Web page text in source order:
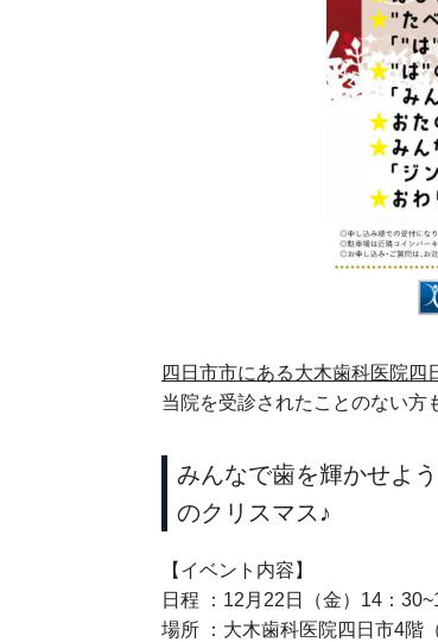
四日市市にある大木歯科医院四
当院を受診されたことのない方
みんなで歯を輝かせよ
のクリスマス♪
【イベント内容】
日程 ：12月22日（金）14：
場所 ：大木歯科医院四日市4階